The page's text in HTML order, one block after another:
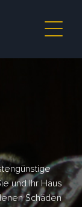
und Ihr Haus
Schäden